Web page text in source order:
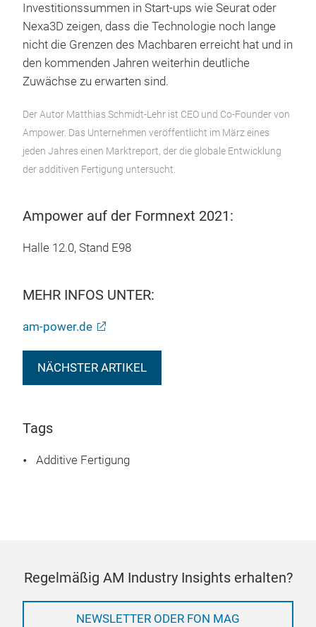
Investitionssummen in Start-ups wie Seurat oder
Nexa3D zeigen, dass die Technologie noch lange
nicht die Grenzen des Machbaren erreicht hat und in
den kommenden Jahren weiterhin deutliche
Zuwächse zu erwarten sind.
Der Autor Matthias Schmidt-Lehr ist CEO und Co-Founder von
Ampower. Das Unternehmen veröffentlicht im März eines
jeden Jahres einen Marktreport, der die globale Entwicklung
der additiven Fertigung untersucht.
Ampower auf der Formnext 2021:
Halle 12.0, Stand E98
MEHR INFOS UNTER:
am-power.de
NÄCHSTER ARTIKEL
Tags
Additive Fertigung
Regelmäßig AM Industry Insights erhalten?
NEWSLETTER ODER FON MAG